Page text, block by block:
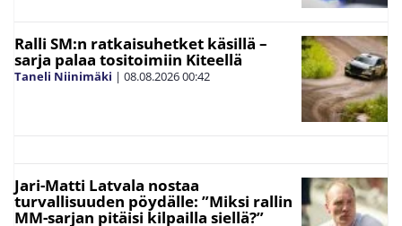
Ralli SM:n ratkaisuhetket käsillä –
sarja palaa tositoimiin Kiteellä
Taneli Niinimäki | 08.08.202600:42
Jari-Matti Latvala nostaa
turvallisuuden pöydälle: ”Miksi rallin
MM-sarjan pitäisi kilpailla siellä?”